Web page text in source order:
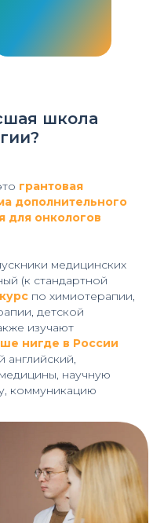
школа
грантовая
дополнительного
для онкологов
медицинских
(к стандартной
по химиотерапии,
детской
изучают
нигде в России
научную
коммуникацию